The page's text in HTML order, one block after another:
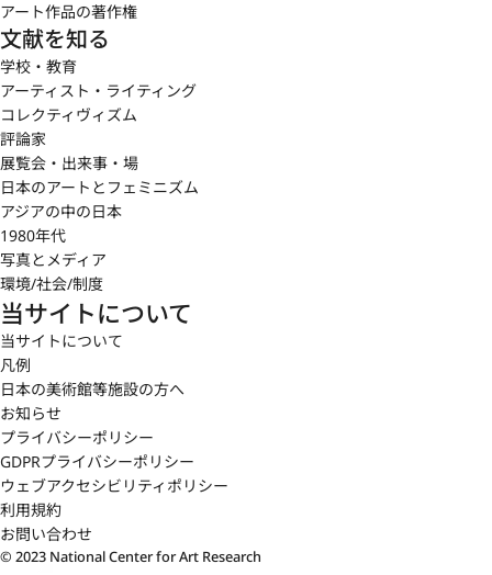
アート作品の著作権
文献を知る
学校・教育
アーティスト・ライティング
コレクティヴィズム
評論家
展覧会・出来事・場
日本のアートとフェミニズム
アジアの中の日本
1980年代
写真とメディア
環境/社会/制度
当サイトについて
当サイトについて
凡例
日本の美術館等施設の方へ
お知らせ
プライバシーポリシー
GDPRプライバシーポリシー
ウェブアクセシビリティポリシー
利用規約
お問い合わせ
© 2023 National Center for Art Research